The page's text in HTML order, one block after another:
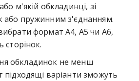
м'якій обкладинці, зі
або пружинним з'єднанням.
формат А4, А5 чи А6,
сторінок.
обкладинок не менш
підходящі варіанти зможуть